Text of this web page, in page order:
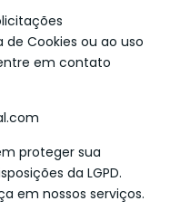
Cookies ou ao uso
em contato
proteger sua
da LGPD.
em nossos serviços.